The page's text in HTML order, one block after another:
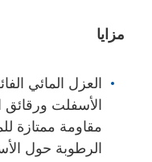
مزايا
العزل المائي
الأسفلت ورقائق
مقاومة ممتازة
الرطوبة حول